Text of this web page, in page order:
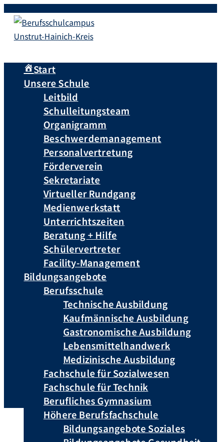
Start
Unsere Schule
Leitbild
Schulleitungsteam
Organigramm
Beschwerdemanagement
Personalvertretung
Förderverein
Sekretariate
Virtueller Rundgang
Medienwerkstatt
Unterrichtszeiten
Beratung + Hilfe
Schülervertreter
Facility-Management
Bildungsangebote
Berufsschule
Technische Ausbildung
Kaufmännische Ausbildung
Gastronomische Ausbildung
Lebensmittelhandwerk
Medizinische Ausbildung
Fachschule für Sozialwesen
Fachschule für Technik
Berufliches Gymnasium
Höhere Berufsfachschule
Bildungsangebote Soziales